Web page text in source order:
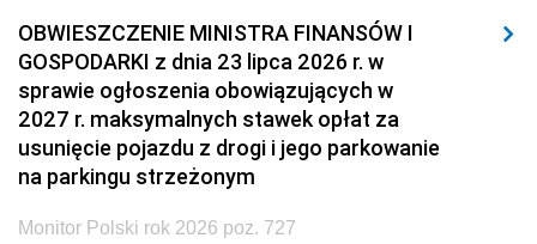
OBWIESZCZENIE MINISTRA FINANSÓW I
GOSPODARKI z dnia 23 lipca 2026 r. w
sprawie ogłoszenia obowiązujących w
2027 r. maksymalnych stawek opłat za
usunięcie pojazdu z drogi i jego parkowanie
na parkingu strzeżonym
Monitor Polski rok 2026 poz. 727